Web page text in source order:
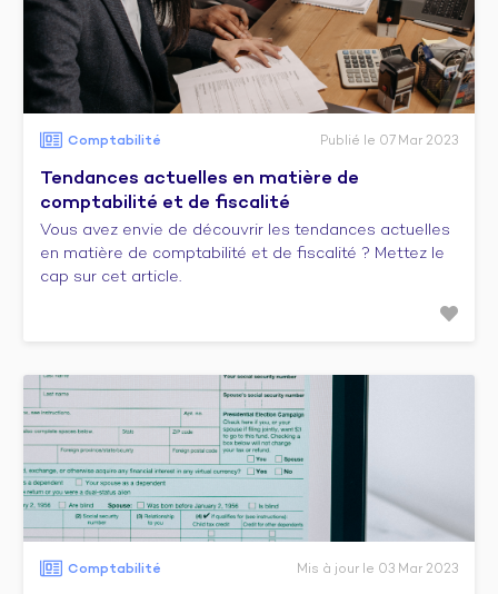
Comptabilité Publié le 07 Mar 2023
Tendances actuelles en matière de
comptabilité et de fiscalité
Vous avez envie de découvrir les tendances actuelles
en matière de comptabilité et de fiscalité ? Mettez le
cap sur cet article.
Comptabilité Mis à jour le 03 Mar 2023